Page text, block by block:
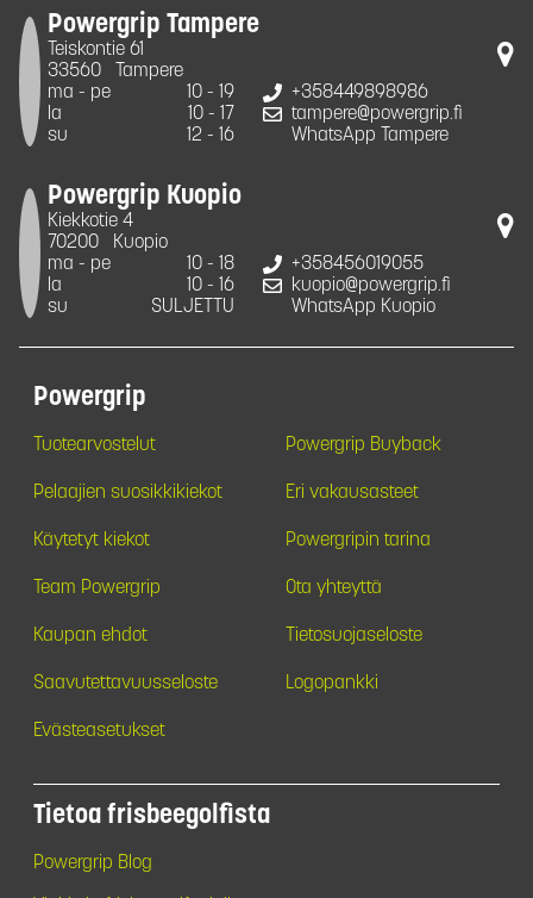
Powergrip Tampere
Teiskontie 61
33560
Tampere
ma - pe
10 - 19
la
10 - 17
su
12 - 16
+358449898986
tampere@powergrip.fi
WhatsApp Tampere
Powergrip Kuopio
Kiekkotie 4
70200
Kuopio
ma - pe
10 - 18
la
10 - 16
su
SULJETTU
+358456019055
kuopio@powergrip.fi
WhatsApp Kuopio
Powergrip
Tuotearvostelut Powergrip Buyback
Pelaajien suosikkikiekot Eri vakausasteet
Käytetyt kiekot Powergripin tarina
Team Powergrip Ota yhteyttä
Kaupan ehdot Tietosuojaseloste
Saavutettavuusseloste Logopankki
Evästeasetukset
Tietoa frisbeegolfista
Powergrip Blog